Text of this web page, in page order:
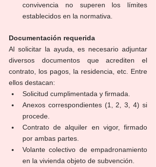
convivencia no superen los límites
establecidos en la normativa.
Documentación requerida
Al solicitar la ayuda, es necesario adjuntar
diversos documentos que acrediten el
contrato, los pagos, la residencia, etc. Entre
ellos destacan:
Solicitud cumplimentada y firmada.
Anexos correspondientes (1, 2, 3, 4) si
procede.
Contrato de alquiler en vigor, firmado
por ambas partes.
Volante colectivo de empadronamiento
en la vivienda objeto de subvención.